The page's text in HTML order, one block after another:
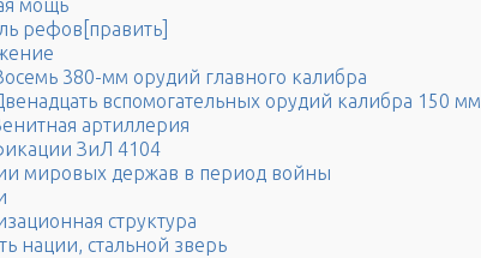
мощь
рефов[править]
380-мм орудий главного калибра
вспомогательных орудий калибра 150 мм
артиллерия
ЗиЛ 4104
мировых держав в период войны
структура
нации, стальной зверь